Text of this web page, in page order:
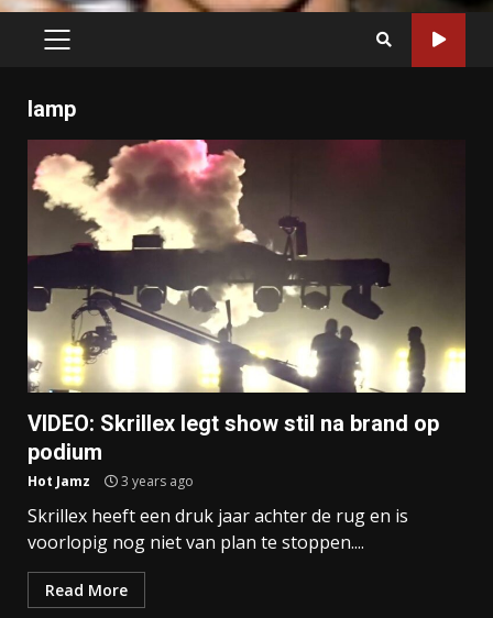
PRIMARY
lamp
VIDEO: Skrillex legt show stil na brand op
podium
Hot Jamz 3 years ago
Skrillex heeft een druk jaar achter de rug en is
voorlopig nog niet van plan te stoppen....
Read More